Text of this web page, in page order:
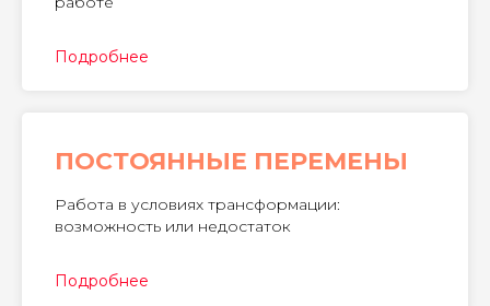
Подробнее
ПОСТОЯННЫЕ ПЕРЕМЕНЫ
Работа в условиях трансформации:
возможность или недостаток
Подробнее